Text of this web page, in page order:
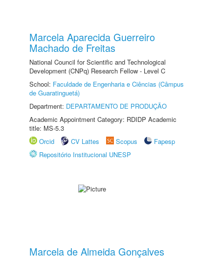
Marcela Aparecida Guerreiro
Machado de Freitas
National Council for Scientific and Technological
Development (CNPq) Research Fellow - Level C
School: Faculdade de Engenharia e Ciências (Câmpus
de Guaratinguetá)
Department: DEPARTAMENTO DE PRODUÇÃO
Academic Appointment Category: RDIDP Academic
title: MS-5.3
Orcid
CV Lattes Scopus
Fapesp
Repositório Institucional UNESP
Marcela de Almeida Gonçalves